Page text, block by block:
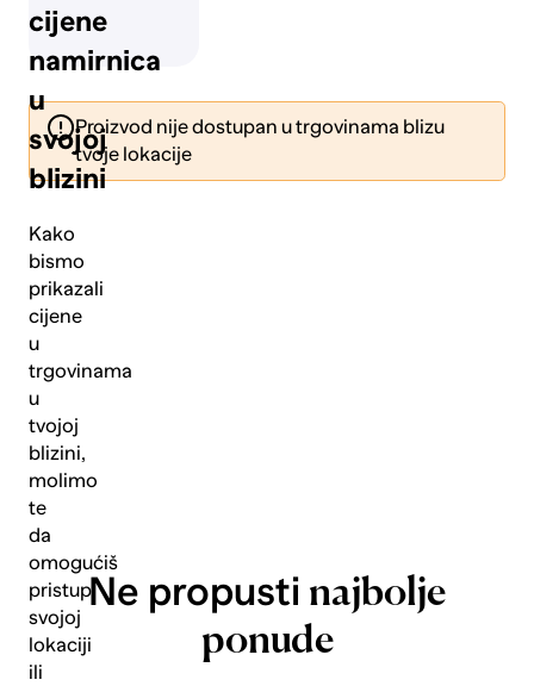
cijene
namirnica
u
svojoj
blizini
Kako
bismo
prikazali
cijene
u
trgovinama
u
tvojoj
blizini,
molimo
te
da
omogućiš
pristup
svojoj
lokaciji
ili
Pošalji
Proizvod nije dostupan u trgovinama blizu
tvoje lokacije
Ne propusti najbolje
ponude